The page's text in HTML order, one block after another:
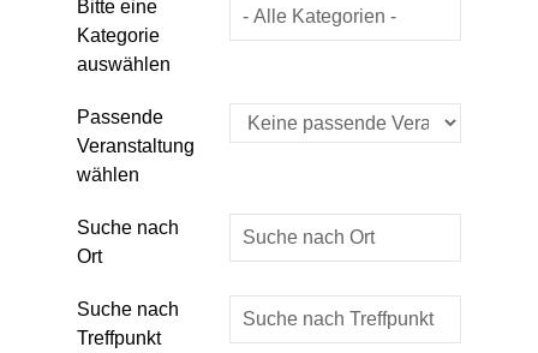
Bitte eine
Kategorie
auswählen
Eine Kategorie auswählen um die
Passende
Veranstaltung
wählen
Suche nach
Ort
Suche nach
Treffpunkt